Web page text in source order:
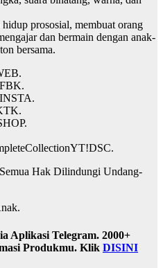
prososial, membuat orang
dan bermain dengan anak-
bersama.
Hak Dilindungi Undang-
Aplikasi Telegram. 2000+
Produkmu. Klik DISINI